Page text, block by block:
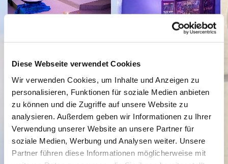
Diese Webseite verwendet Cookies
Wir verwenden Cookies, um Inhalte und Anzeigen zu
personalisieren, Funktionen für soziale Medien anbieten
zu können und die Zugriffe auf unsere Website zu
analysieren. Außerdem geben wir Informationen zu Ihrer
Verwendung unserer Website an unsere Partner für
soziale Medien, Werbung und Analysen weiter. Unsere
Partner führen diese Informationen möglicherweise mit